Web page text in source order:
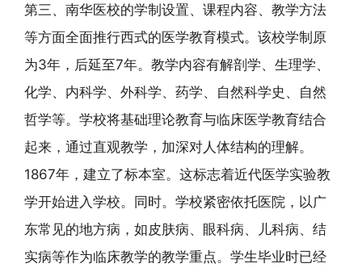
第三、南华医校的学制设置、课程内容、教学方法
等方面全面推行西式的医学教育模式。该校学制原
为3年，后延至7年。教学内容有解剖学、生理学、
化学、内科学、外科学、药学、自然科学史、自然
哲学等。学校将基础理论教育与临床医学教育结合
起来，通过直观教学，加深对人体结构的理解。
1867年，建立了标本室。这标志着近代医学实验教
学开始进入学校。同时。学校紧密依托医院，以广
东常见的地方病，如皮肤病、眼科病、儿科病、结
实病等作为临床教学的教学重点。学生毕业时已经